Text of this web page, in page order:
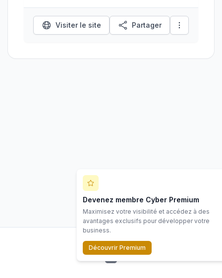
Visiter le site Partager
LinkedIn
Devenez membre Cyber Premium
Maximisez votre visibilité et accédez à des
avantages exclusifs pour développer votre
business.
Découvrir Premium